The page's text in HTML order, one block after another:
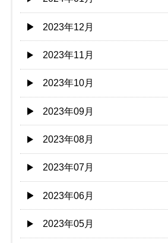
2023年12月
2023年11月
2023年10月
2023年09月
2023年08月
2023年07月
2023年06月
2023年05月